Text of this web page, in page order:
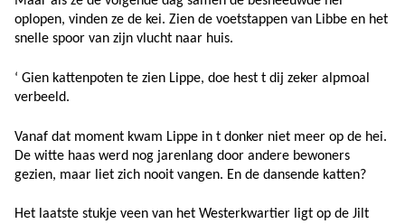
oplopen, vinden ze de kei. Zien de voetstappen van Libbe en het
snelle spoor van zijn vlucht naar huis.
‘ Gien kattenpoten te zien Lippe, doe hest t dij zeker alpmoal
verbeeld.
Vanaf dat moment kwam Lippe in t donker niet meer op de hei.
De witte haas werd nog jarenlang door andere bewoners
gezien, maar liet zich nooit vangen. En de dansende katten?
Het laatste stukje veen van het Westerkwartier ligt op de Jilt